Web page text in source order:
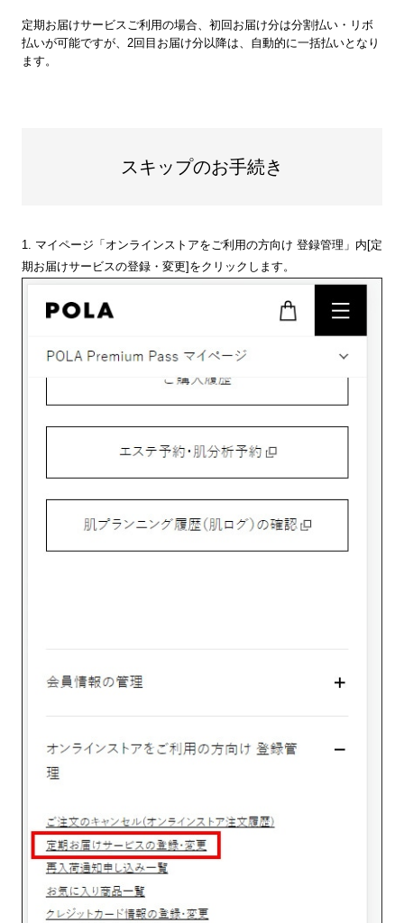
定期お届けサービスご利用の場合、初回お届け分は分割払い・リボ
払いが可能ですが、2回目お届け分以降は、自動的に一括払いとなり
ます。
スキップのお手続き
1. マイページ「オンラインストアをご利用の方向け 登録管理」内[定
期お届けサービスの登録・変更]をクリックします。